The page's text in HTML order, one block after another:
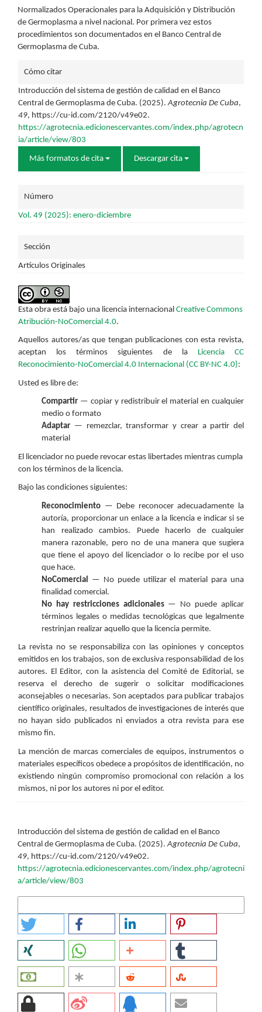
Normalizados Operacionales para la Adquisición y Distribución
de Germoplasma a nivel nacional. Por primera vez estos
procedimientos son documentados en el Banco Central de
Germoplasma de Cuba.
Detalles
del
artículo
Cómo citar
Introducción del sistema de gestión de calidad en el Banco
Central de Germoplasma de Cuba. (2025).Agrotecnia De Cuba,
49, https://cu-id.com/2120/v49e02.
https://agrotecnia.edicionescervantes.com/index.php/agrotecn
ia/article/view/803
Más formatos de cita Descargar cita
Número
Vol. 49 (2025): enero-diciembre
Sección
Artículos Originales
Esta obra está bajo una licencia internacional Creative Commons
Atribución-NoComercial 4.0.
Aquellos autores/as que tengan publicaciones con esta revista,
aceptan los términos siguientes de la Licencia CC
Reconocimiento-NoComercial 4.0 Internacional (CC BY-NC 4.0):
Usted es libre de:
Compartir — copiar y redistribuir el material en cualquier
medio o formato
Adaptar — remezclar, transformar y crear a partir del
material
El licenciador no puede revocar estas libertades mientras cumpla
con los términos de la licencia.
Bajo las condiciones siguientes:
Reconocimiento — Debe reconocer adecuadamente la
autoría, proporcionar un enlace a la licencia e indicar si se
han realizado cambios. Puede hacerlo de cualquier
manera razonable, pero no de una manera que sugiera
que tiene el apoyo del licenciador o lo recibe por el uso
que hace.
NoComercial
— No puede utilizar el material para una
finalidad comercial.
No hay restricciones adicionales— No puede aplicar
términos legales o medidas tecnológicas que legalmente
restrinjan realizar aquello que la licencia permite.
La revista no se responsabiliza con las opiniones y conceptos
emitidos en los trabajos, son de exclusiva responsabilidad de los
autores. El Editor, con la asistencia del Comité de Editorial, se
reserva el derecho de sugerir o solicitar modificaciones
aconsejables o necesarias. Son aceptados para publicar trabajos
científico originales, resultados de investigaciones de interés que
no hayan sido publicados ni enviados a otra revista para ese
mismo fin.
La mención de marcas comerciales de equipos, instrumentos o
materiales específicos obedece a propósitos de identificación, no
existiendo ningún compromiso promocional con relación a los
mismos, ni por los autores ni por el editor.
Introducción del sistema de gestión de calidad en el Banco
Central de Germoplasma de Cuba. (2025).Agrotecnia De Cuba,
49, https://cu-id.com/2120/v49e02.
https://agrotecnia.edicionescervantes.com/index.php/agrotecni
a/article/view/803